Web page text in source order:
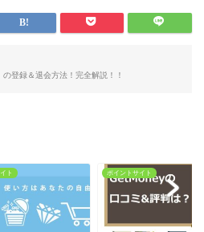
登録＆退会方法！完全解説！！
ト ポイントサイト